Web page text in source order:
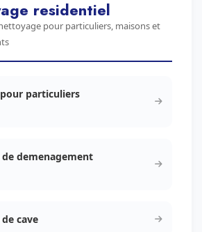
residentiel
pour particuliers, maisons et
particuliers
demenagement
cave